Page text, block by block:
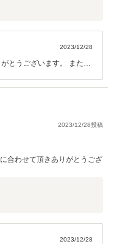
2023/12/28
とうございます。 またこ
ますので 何かお困りごと
今後も宜しくお願いしま
2023/12/28投稿
合わせて頂きありがとうござ
2023/12/28